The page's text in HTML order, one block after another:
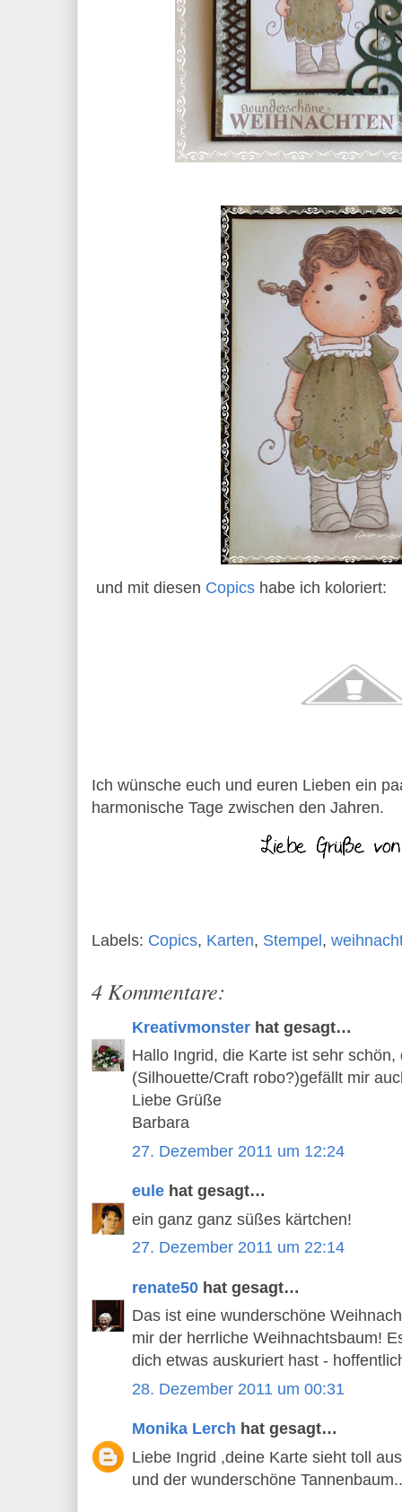
und mit diesen Copics habe ich koloriert:
Ich wünsche euch und euren Lieben ein
harmonische Tage zwischen den Jahren.
Labels: Copics, Karten, Stempel,
4 Kommentare:
Kreativmonster hat gesagt…
Hallo Ingrid, die Karte ist sehr
(Silhouette/Craft robo?)gefällt mir
Liebe Grüße
Barbara
27. Dezember 2011 um 12:24
eule hat gesagt…
ein ganz ganz süßes kärtchen!
27. Dezember 2011 um 22:14
renate50 hat gesagt…
Das ist eine wunderschöne
mir der herrliche Weihnachtsbaum!
dich etwas auskuriert hast -
28. Dezember 2011 um 00:31
Monika Lerch hat gesagt…
Liebe Ingrid ,deine Karte sieht toll
und der wunderschöne